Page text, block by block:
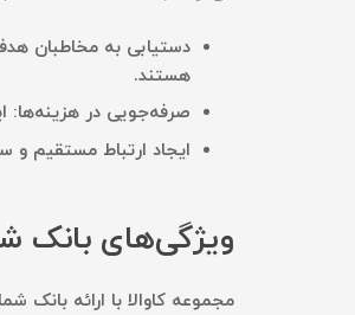
دستیابی به مخاطبان
هستند.
صرفه‌جویی در هزینه‌ها:
ایجاد ارتباط مستقیم و
ویژگی‌های بانک
مجموعه کاوالا با ارائه بانک